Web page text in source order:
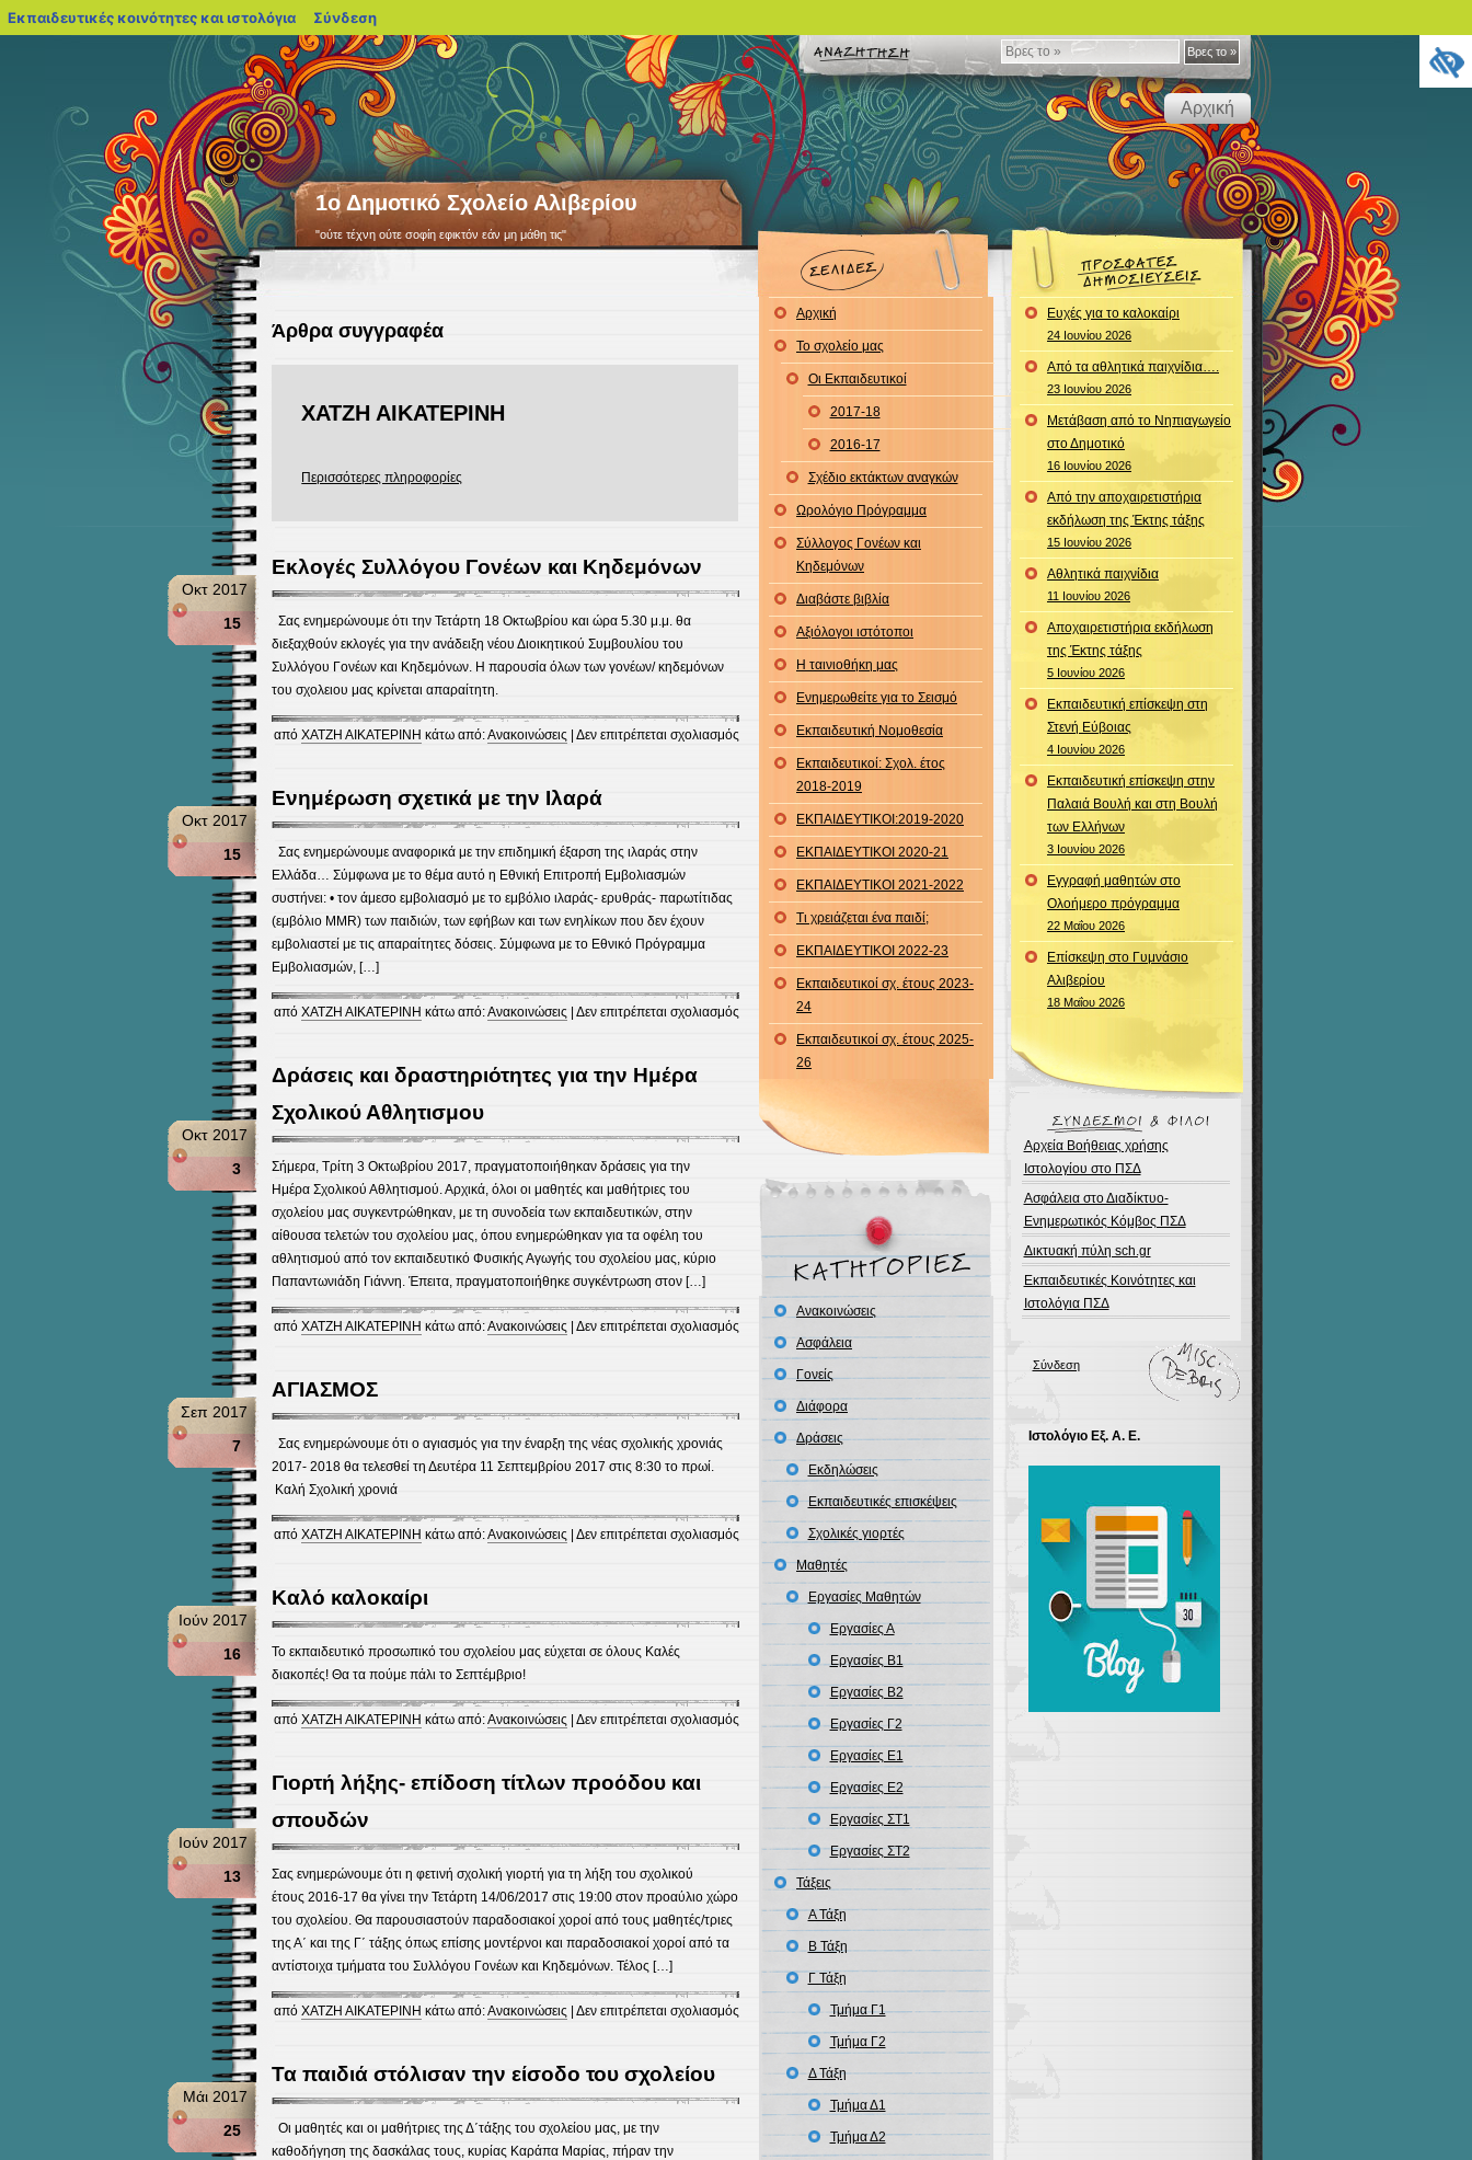
Βρες
το
»
Βρες το »
Αρχική
1ο Δημοτικό Σχολείο Αλιβερίου
"ούτε τέχνη ούτε σοφίη εφικτόν εάν μη μάθη τις"
Άρθρα συγγραφέα
ΧΑΤΖΗ ΑΙΚΑΤΕΡΙΝΗ
Περισσότερες πληροφορίες
Εκλογές Συλλόγου Γονέων και Κηδεμόνων
Οκτ 2017
15
Σας ενημερώνουμε ότι την Τετάρτη 18 Οκτωβρίου και ώρα 5.30 μ.μ. θα
διεξαχθούν εκλογές για την ανάδειξη νέου Διοικητικού Συμβουλίου του
Συλλόγου Γονέων και Κηδεμόνων. Η παρουσία όλων των γονέων/ κηδεμόνων
του σχολειου μας κρίνεται απαραίτητη.
από ΧΑΤΖΗ ΑΙΚΑΤΕΡΙΝΗ κάτω από:Ανακοινώσεις | Δεν επιτρέπεται σχολιασμόςστο
Εκλογές
Γονέων
και
Κηδεμόνων
Ενημέρωση σχετικά με την Ιλαρά
Οκτ 2017
15
Σας ενημερώνουμε αναφορικά με την επιδημική έξαρση της ιλαράς στην
Ελλάδα… Σύμφωνα με το θέμα αυτό η Εθνική Επιτροπή Εμβολιασμών
συστήνει: • τον άμεσο εμβολιασμό με το εμβόλιο ιλαράς- ερυθράς- παρωτίτιδας
(εμβόλιο MMR) των παιδιών, των εφήβων και των ενηλίκων που δεν έχουν
εμβολιαστεί με τις απαραίτητες δόσεις. Σύμφωνα με το Εθνικό Πρόγραμμα
Εμβολιασμών, […]
από ΧΑΤΖΗ ΑΙΚΑΤΕΡΙΝΗ κάτω από:Ανακοινώσεις | Δεν επιτρέπεται σχολιασμόςστο
Ενημέρωση
Ιλαρά
Δράσεις και δραστηριότητες για την Ημέρα
Σχολικού Αθλητισμου
Οκτ 2017
3
Σήμερα, Τρίτη 3 Οκτωβρίου 2017, πραγματοποιήθηκαν δράσεις για την
Ημέρα Σχολικού Αθλητισμού. Αρχικά, όλοι οι μαθητές και μαθήτριες του
σχολείου μας συγκεντρώθηκαν, με τη συνοδεία των εκπαιδευτικών, στην
αίθουσα τελετών του σχολείου μας, όπου ενημερώθηκαν για τα οφέλη του
αθλητισμού από τον εκπαιδευτικό Φυσικής Αγωγής του σχολείου μας, κύριο
Παπαντωνιάδη Γιάννη. Έπειτα, πραγματοποιήθηκε συγκέντρωση στον […]
από ΧΑΤΖΗ ΑΙΚΑΤΕΡΙΝΗ κάτω από:Ανακοινώσεις | Δεν επιτρέπεται σχολιασμόςστο
Δράσεις
για
Ημέρα
Σχολικού
Αθλητισμου
ΑΓΙΑΣΜΟΣ
Σεπ 2017
7
Σας ενημερώνουμε ότι ο αγιασμός για την έναρξη της νέας σχολικής χρονιάς
2017- 2018 θα τελεσθεί τη Δευτέρα 11 Σεπτεμβρίου 2017 στις 8:30 το πρωί.
Καλή Σχολική χρονιά
από ΧΑΤΖΗ ΑΙΚΑΤΕΡΙΝΗ κάτω από:Ανακοινώσεις | Δεν επιτρέπεται σχολιασμόςστο
ΑΓΙΑΣΜΟΣ
Καλό καλοκαίρι
Ιούν 2017
16
Το εκπαιδευτικό προσωπικό του σχολείου μας εύχεται σε όλους Καλές
διακοπές! Θα τα πούμε πάλι το Σεπτέμβριο!
από ΧΑΤΖΗ ΑΙΚΑΤΕΡΙΝΗ κάτω από:Ανακοινώσεις | Δεν επιτρέπεται σχολιασμόςστο
καλοκαίρι
Γιορτή λήξης- επίδοση τίτλων προόδου και
σπουδών
Ιούν 2017
13
Σας ενημερώνουμε ότι η φετινή σχολική γιορτή για τη λήξη του σχολικού
έτους 2016-17 θα γίνει την Τετάρτη 14/06/2017 στις 19:00 στον προαύλιο χώρο
του σχολείου. Θα παρουσιαστούν παραδοσιακοί χοροί από τους μαθητές/τριες
της Α΄ και της Γ΄ τάξης όπως επίσης μοντέρνοι και παραδοσιακοί χοροί από τα
αντίστοιχα τμήματα του Συλλόγου Γονέων και Κηδεμόνων. Τέλος […]
από ΧΑΤΖΗ ΑΙΚΑΤΕΡΙΝΗ κάτω από:Ανακοινώσεις | Δεν επιτρέπεται σχολιασμόςστο
Γιορτή
λήξης-
επίδοση
τίτλων
Τα παιδιά στόλισαν την είσοδο του σχολείου
Μάι 2017
25
Οι μαθητές και οι μαθήτριες της Δ΄τάξης του σχολείου μας, με την
καθοδήγηση της δασκάλας τους, κυρίας Καράπα Μαρίας, πήραν την
Αρχική
Το σχολείο μας
Οι Εκπαιδευτικοί
2017-18
2016-17
Σχέδιο εκτάκτων αναγκών
Ωρολόγιο Πρόγραμμα
Σύλλογος Γονέων και
Κηδεμόνων
Διαβάστε βιβλία
Αξιόλογοι ιστότοποι
Η ταινιοθήκη μας
Ενημερωθείτε για το Σεισμό
Εκπαιδευτική Νομοθεσία
Εκπαιδευτικοί: Σχολ. έτος
2018-2019
ΕΚΠΑΙΔΕΥΤΙΚΟΙ:2019-2020
ΕΚΠΑΙΔΕΥΤΙΚΟΙ 2020-21
ΕΚΠΑΙΔΕΥΤΙΚΟΙ 2021-2022
Τι χρειάζεται ένα παιδί;
ΕΚΠΑΙΔΕΥΤΙΚΟΙ 2022-23
Εκπαιδευτικοί σχ. έτους 2023-
24
Εκπαιδευτικοί σχ. έτους 2025-
26
Ανακοινώσεις
Ασφάλεια
Γονείς
Διάφορα
Δράσεις
Εκδηλώσεις
Εκπαιδευτικές επισκέψεις
Σχολικές γιορτές
Μαθητές
Εργασίες Μαθητών
Εργασίες Α
Εργασίες Β1
Εργασίες Β2
Εργασίες Γ2
Εργασίες Ε1
Εργασίες Ε2
Εργασίες ΣΤ1
Εργασίες ΣΤ2
Τάξεις
Α Τάξη
Β Τάξη
Γ Τάξη
Τμήμα Γ1
Τμήμα Γ2
Δ Τάξη
Τμήμα Δ1
Τμήμα Δ2
Ευχές για το καλοκαίρι
24 Ιουνίου 2026
Από τα αθλητικά παιχνίδια….
23 Ιουνίου 2026
Μετάβαση από το Νηπιαγωγείο
στο Δημοτικό
16 Ιουνίου 2026
Από την αποχαιρετιστήρια
εκδήλωση της Έκτης τάξης
15 Ιουνίου 2026
Αθλητικά παιχνίδια
11 Ιουνίου 2026
Αποχαιρετιστήρια εκδήλωση
της Έκτης τάξης
5 Ιουνίου 2026
Εκπαιδευτική επίσκεψη στη
Στενή Εύβοιας
4 Ιουνίου 2026
Εκπαιδευτική επίσκεψη στην
Παλαιά Βουλή και στη Βουλή
των Ελλήνων
3 Ιουνίου 2026
Εγγραφή μαθητών στο
Ολοήμερο πρόγραμμα
22 Μαΐου 2026
Επίσκεψη στο Γυμνάσιο
Αλιβερίου
18 Μαΐου 2026
Αρχεία Βοήθειας χρήσης
Ιστολογίου στο ΠΣΔ
Ασφάλεια στο Διαδίκτυο-
Ενημερωτικός Κόμβος ΠΣΔ
Δικτυακή πύλη sch.gr
Εκπαιδευτικές Κοινότητες και
Ιστολόγια ΠΣΔ
Σύνδεση
Ιστολόγιο Εξ. Α. Ε.
Εκπαιδευτικές κοινότητες και ιστολόγια blogs.sch.gr
Σύνδεση